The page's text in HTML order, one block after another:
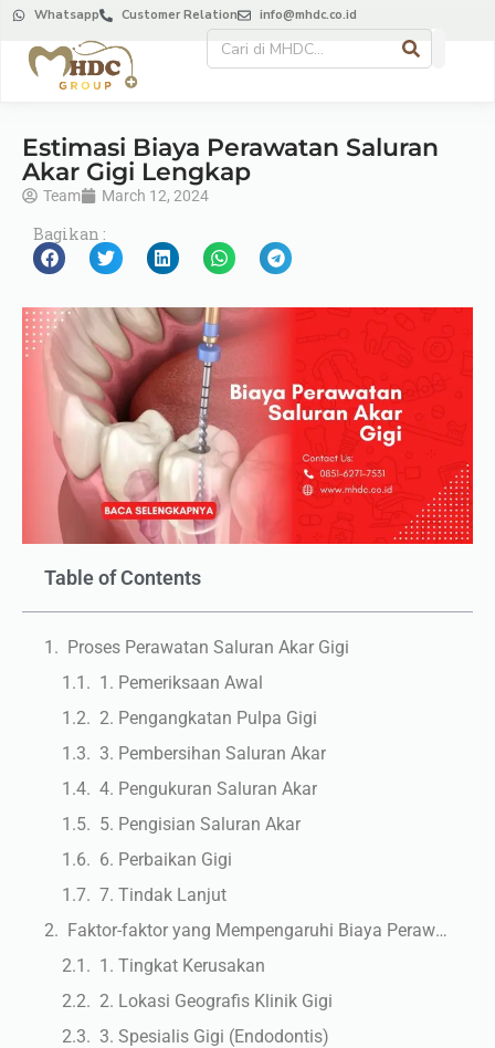
Whatsapp Customer Relation info@mhdc.co.id
Estimasi Biaya Perawatan Saluran
Akar Gigi Lengkap
Team March 12, 2024
Bagikan :
Table of Contents
Proses Perawatan Saluran Akar Gigi
1. Pemeriksaan Awal
2. Pengangkatan Pulpa Gigi
3. Pembersihan Saluran Akar
4. Pengukuran Saluran Akar
5. Pengisian Saluran Akar
6. Perbaikan Gigi
7. Tindak Lanjut
Faktor-faktor yang Mempengaruhi Biaya Perawatan Saluran Akar Gigi
1. Tingkat Kerusakan
2. Lokasi Geografis Klinik Gigi
3. Spesialis Gigi (Endodontis)